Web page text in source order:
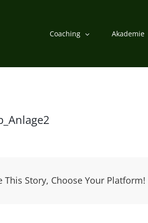
Coaching Akademie
This Story, Choose Your Platform!